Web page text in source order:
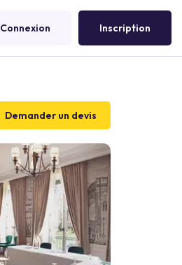
Connexion Inscription
Demander un devis